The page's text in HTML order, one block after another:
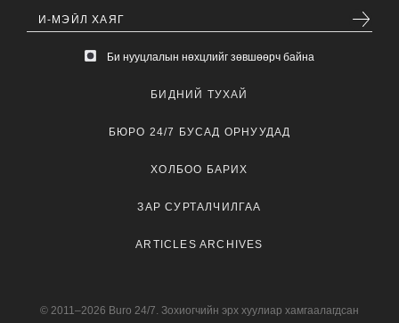
Би нууцлалын нөхцлийг зөвшөөрч байна
БИДНИЙ ТУХАЙ
БЮРО 24/7 БУСАД ОРНУУДАД
ХОЛБОО БАРИХ
ЗАР СУРТАЛЧИЛГАА
ARTICLES ARCHIVES
© 2011–2026 Buro 24/7. Зохиогчийн эрх хуулиар хамгаалагдсан